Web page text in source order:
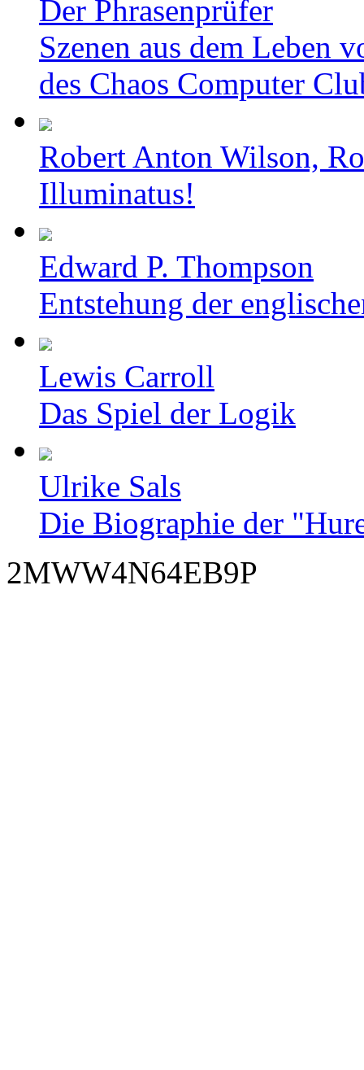
Der Phrasenprüfer
Szenen aus dem Leben
des Chaos Computer
Robert Anton Wilson,
Illuminatus!
Edward P. Thompson
Entstehung der
Lewis Carroll
Das Spiel der Logik
Ulrike Sals
Die Biographie der
2MWW4N64EB9P